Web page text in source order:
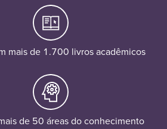
mais de 1.700 livros acadêmicos
de 50 áreas do conhecimento